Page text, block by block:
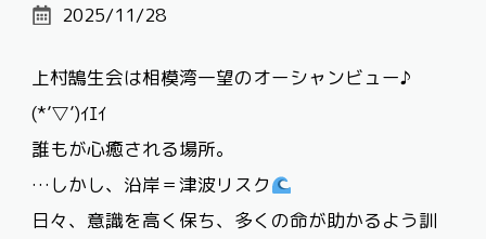
2025/11/28
上村鵠生会は相模湾一望のオーシャンビュー♪
(*’▽’)ｲｴｲ
誰もが心癒される場所。
…しかし、沿岸＝津波リスク
日々、意識を高く保ち、多くの命が助かるよう訓